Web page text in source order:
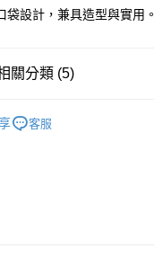
貨付款
全家取貨
取貨付款
袋設計，兼具造型與實用。
關分類 (5)
客服